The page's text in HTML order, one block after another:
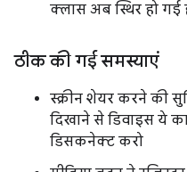
क्लास अब स्थिर हो गई
ठीक की गई समस्याएं
स्क्रीन शेयर करने की
दिखाने से डिवाइस ये
डिसकनेक्ट करो